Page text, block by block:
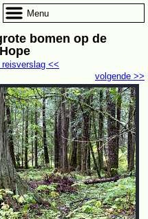
bomen op de
volgende >>
<<
Menu